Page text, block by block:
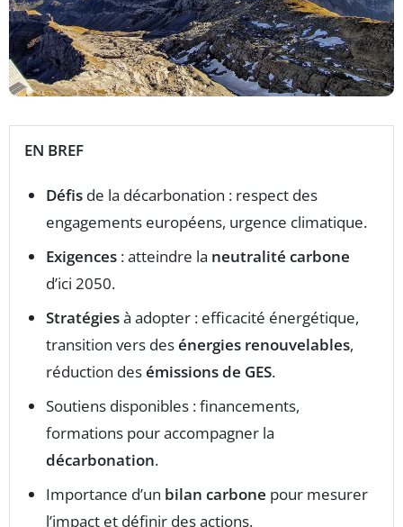
EN BREF
Défis de la décarbonation : respect des
engagements européens, urgence climatique.
Exigences : atteindre la neutralité carbone
d’ici 2050.
Stratégiesà adopter : efficacité énergétique,
transition vers desénergies renouvelables,
réduction desémissions de GES.
Soutiens disponibles : financements,
formations pour accompagner la
décarbonation.
Importance d’un bilan carbone pour mesurer
l’impact et définir des actions.